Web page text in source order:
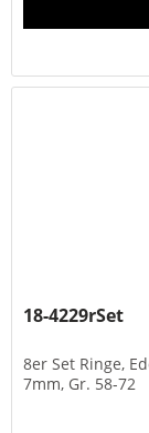
18-4229rSet
8er Set Ringe,
7mm, Gr. 58-72